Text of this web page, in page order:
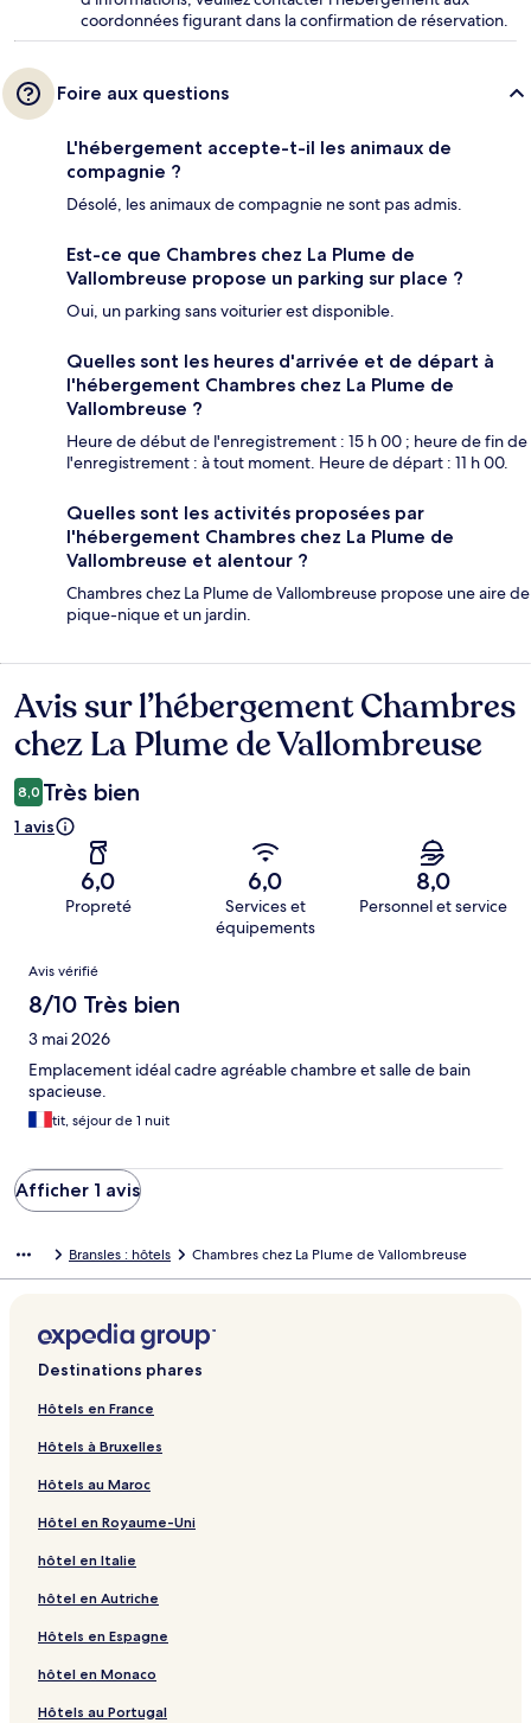
coordonnées figurant dans la confirmation de réservation.
Foire aux questions
L'hébergement accepte-t-il les animaux de
compagnie ?
Désolé, les animaux de compagnie ne sont pas admis.
Est-ce que Chambres chez La Plume de
Vallombreuse propose un parking sur place ?
Oui, un parking sans voiturier est disponible.
Quelles sont les heures d'arrivée et de départ à
l'hébergement Chambres chez La Plume de
Vallombreuse ?
Heure de début de l'enregistrement : 15 h 00 ; heure de fin de
l'enregistrement : à tout moment. Heure de départ : 11 h 00.
Quelles sont les activités proposées par
l'hébergement Chambres chez La Plume de
Vallombreuse et alentour ?
Chambres chez La Plume de Vallombreuse propose une aire de
pique-nique et un jardin.
Avis
Avis sur l’hébergement Chambres
chez La Plume de Vallombreuse
8,0 Très bien
1 avis
6,0
Propreté
6,0
Services et
équipements
8,0
Personnel et service
Avis
Avis vérifié
8/10 Très bien
3 mai 2026
Emplacement idéal cadre agréable chambre et salle de bain
spacieuse.
tit, séjour de 1 nuit
Afficher 1 avis
Bransles : hôtels Chambres chez La Plume de Vallombreuse
Destinations phares
Hôtels en France
Hôtels à Bruxelles
Hôtels au Maroc
Hôtel en Royaume-Uni
hôtel en Italie
hôtel en Autriche
Hôtels en Espagne
hôtel en Monaco
Hôtels au Portugal